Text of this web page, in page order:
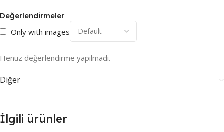
Değerlendirmeler
Only with images
Henüz değerlendirme yapılmadı.
Diğer
İlgili ürünler